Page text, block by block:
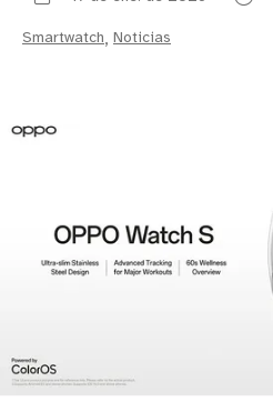
Smartwatch, Noticias